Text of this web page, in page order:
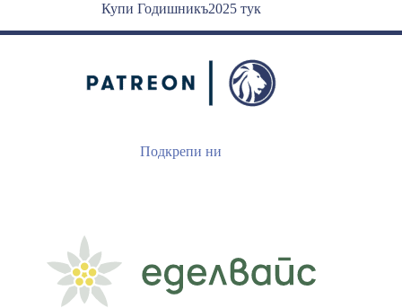
Купи Годишникъ2025 тук
Подкрепи ни